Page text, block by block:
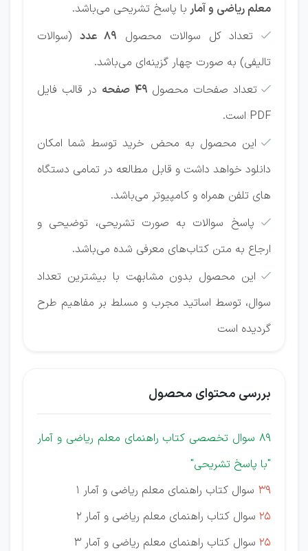
معلم ریاضی و آمار با پاسخ تشریحی می‌باشد.
 تعداد کل سوالات محصول 89 عدد
(سوالات
تالیفی) به صورت چهار گزینه‌ای می‌باشد.
 تعداد صفحات محصول
در قالب فایل
PDF است.
 این محصول به محض خرید توسط شما امکان
دانلود خواهد داشت و قابل مطالعه در تمامی دستگاه
های تلفن همراه و کامپیوتر می‌باشد.

پاسخ سوالات به صورت تشریحی، توضیحی و
ارجاع به متن کتاب‌های معرفی شده می‌باشد.
 این محصول بدون مشابهت با بیشترین تعداد
سوال، توسط اساتید مجرب و مسلط بر مفاهیم طرح
گردیده است
بررسی محتوای محصول
89 سوال تخصصی کتاب راهنمای معلم ریاضی و آمار
"با پاسخ تشریحی"
39 سوال کتاب راهنمای معلم ریاضی و آمار 1
25 سوال کتاب راهنمای معلم ریاضی و آمار 2
25 سوال کتاب راهنمای معلم ریاضی و آمار 3